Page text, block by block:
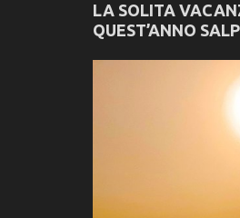
LA SOLITA
QUEST’ANNO